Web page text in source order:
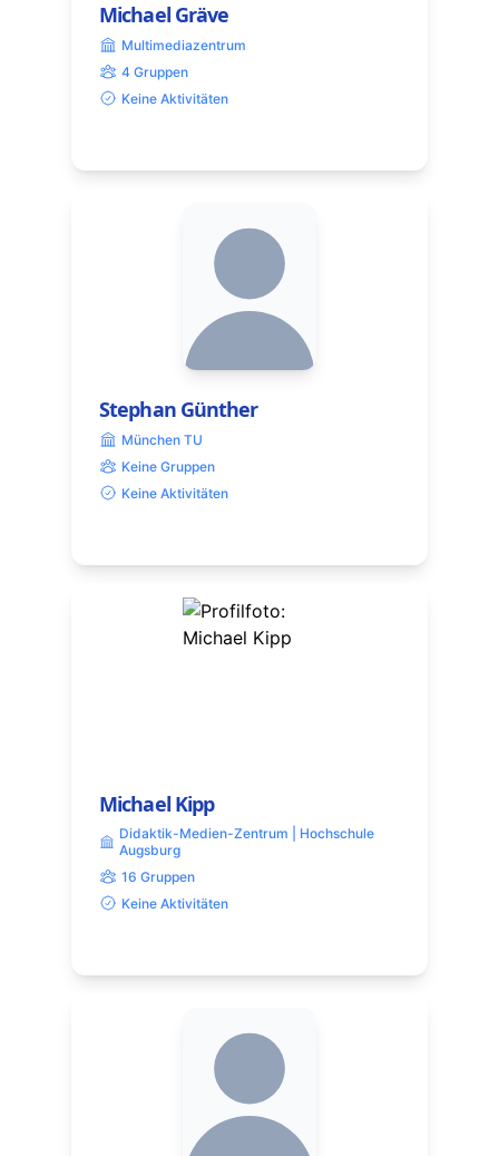
Michael Gräve
Multimediazentrum
4 Gruppen
Keine Aktivitäten
Stephan Günther
München TU
Keine Gruppen
Keine Aktivitäten
Michael Kipp
Didaktik-Medien-Zentrum | Hochschule
Augsburg
16 Gruppen
Keine Aktivitäten